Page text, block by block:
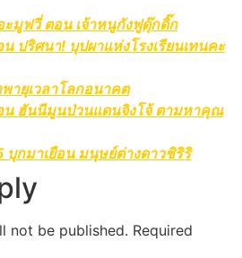
ะมูฟวี่ ตอน เจ้าหนูกังฟูดุ๊กดิ๊ก
ปริศนา! บุปผาแห่งโรงเรียนเทนคะ
ายุเวลาโลกอนาคต
น ฮันนีมูนป่วนแดนจิงโจ้ ตามหาคุณ
บุกมาเยือน มนุษย์ต่างดาวชิริริ
not be published. Required